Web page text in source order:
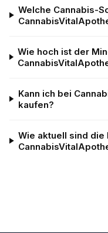
Welche Cannabis-
Wie hoch ist der
Kann ich bei
kaufen?
Wie aktuell sind die